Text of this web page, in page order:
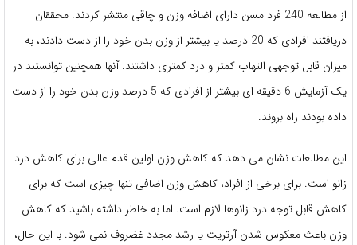
از مطالعه 240 فرد مسن دارای اضافه وزن و چاقی منتشر کردند. محققان
دریافتند افرادی که 20 درصد یا بیشتر از وزن بدن خود را از دست دادند، به
میزان قابل توجهی التهاب کمتر و درد کمتری داشتند. آنها همچنین توانستند در
یک آزمایش 6 دقیقه ای بیشتر از افرادی که 5 درصد وزن بدن خود را از دست
داده بودند راه بروند.
این مطالعات نشان می دهد که کاهش وزن اولین قدم عالی برای کاهش درد
زانو است. برای برخی از افراد، کاهش وزن اضافی تنها چیزی است که برای
کاهش قابل توجه درد زانوها لازم است. اما به خاطر داشته باشید که کاهش
وزن باعث معکوس شدن آرتریت یا رشد مجدد غضروف نمی شود. با این حال،